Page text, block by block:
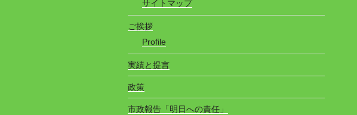
サイトマップ
ご挨拶
Profile
実績と提言
政策
市政報告「明日への責任」